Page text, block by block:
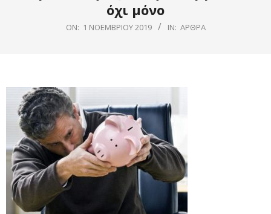
όχι μόνο
ON: 1 ΝΟΕΜΒΡΊΟΥ 2019 IN: ΆΡΘΡΑ